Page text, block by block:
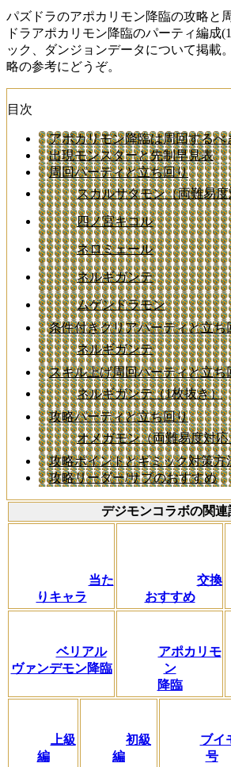
パズドラのアポカリモン降臨の攻略と
ドラアポカリモン降臨のパーティ編成
ック、ダンジョンデータについて掲載
略の参考にどうぞ。
目次
アポカリモン降臨は周回するべ
出現モンスターと先制早見表
周回パーティと立ち回り
スカルサタモン（両難易
四ノ宮キコル
ネロミェール
ネルギガンテ
ムゲンドラモン
条件付きクリアパーティと立ち
ネルギガンテ
スキル上げ周回パーティと立ち
ネルギガンテ（1枚抜き）
攻略パーティと立ち回り
オメガモン（両難易度対応
攻略ポイントとギミック対策方
攻略リーダー/サブのおすすめ
デジモンコラボの関連
当た
りキャラ
交換
おすすめ
ベリアル
ヴァンデモン降臨
アポカリモ
ン
降臨
上級
編
初級
編
ブイ
号